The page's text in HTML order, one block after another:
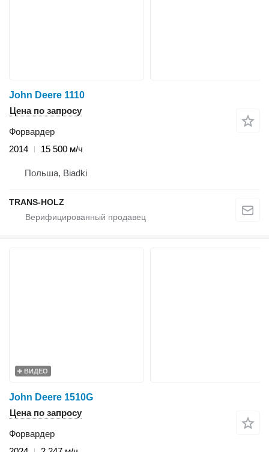
John Deere 1110
Цена по запросу
Форвардер
2014
15 500 м/ч
Польша, Biadki
TRANS-HOLZ
ВИДЕО
John Deere 1510G
Цена по запросу
Форвардер